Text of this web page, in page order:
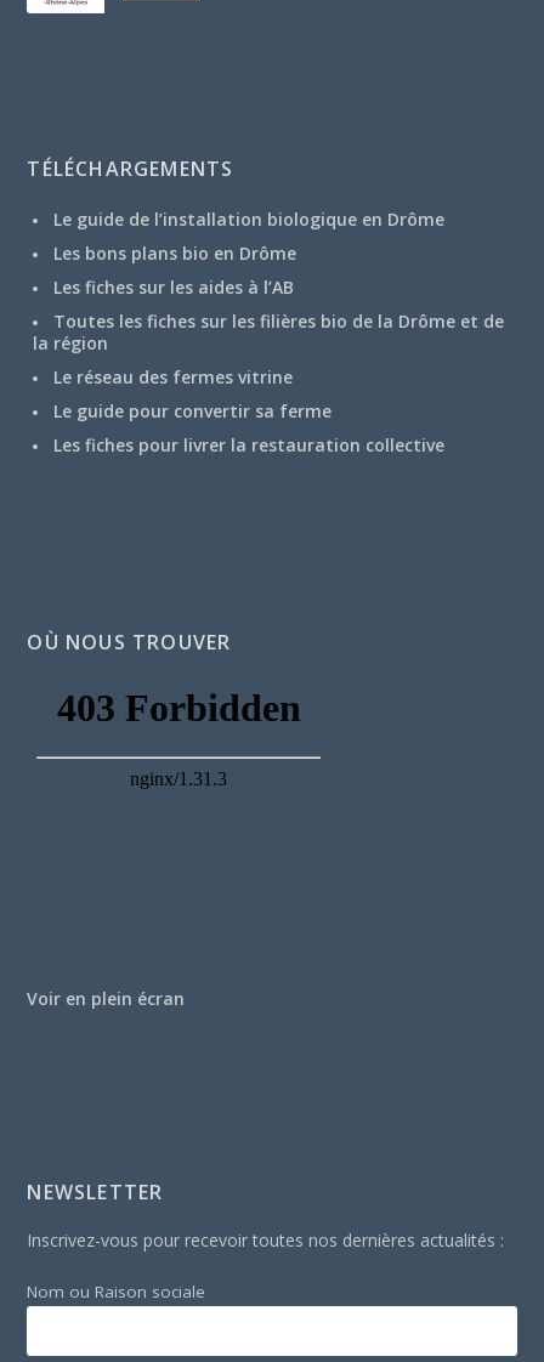
TÉLÉCHARGEMENTS
Le guide de l’installation biologique en Drôme
Les bons plans bio en Drôme
Les fiches sur les aides à l’AB
Toutes les fiches sur les filières bio de la Drôme et de
la région
Le réseau des fermes vitrine
Le guide pour convertir sa ferme
Les fiches pour livrer la restauration collective
OÙ NOUS TROUVER
Voir en plein écran
NEWSLETTER
Inscrivez-vous pour recevoir toutes nos dernières actualités :
Nom ou Raison sociale